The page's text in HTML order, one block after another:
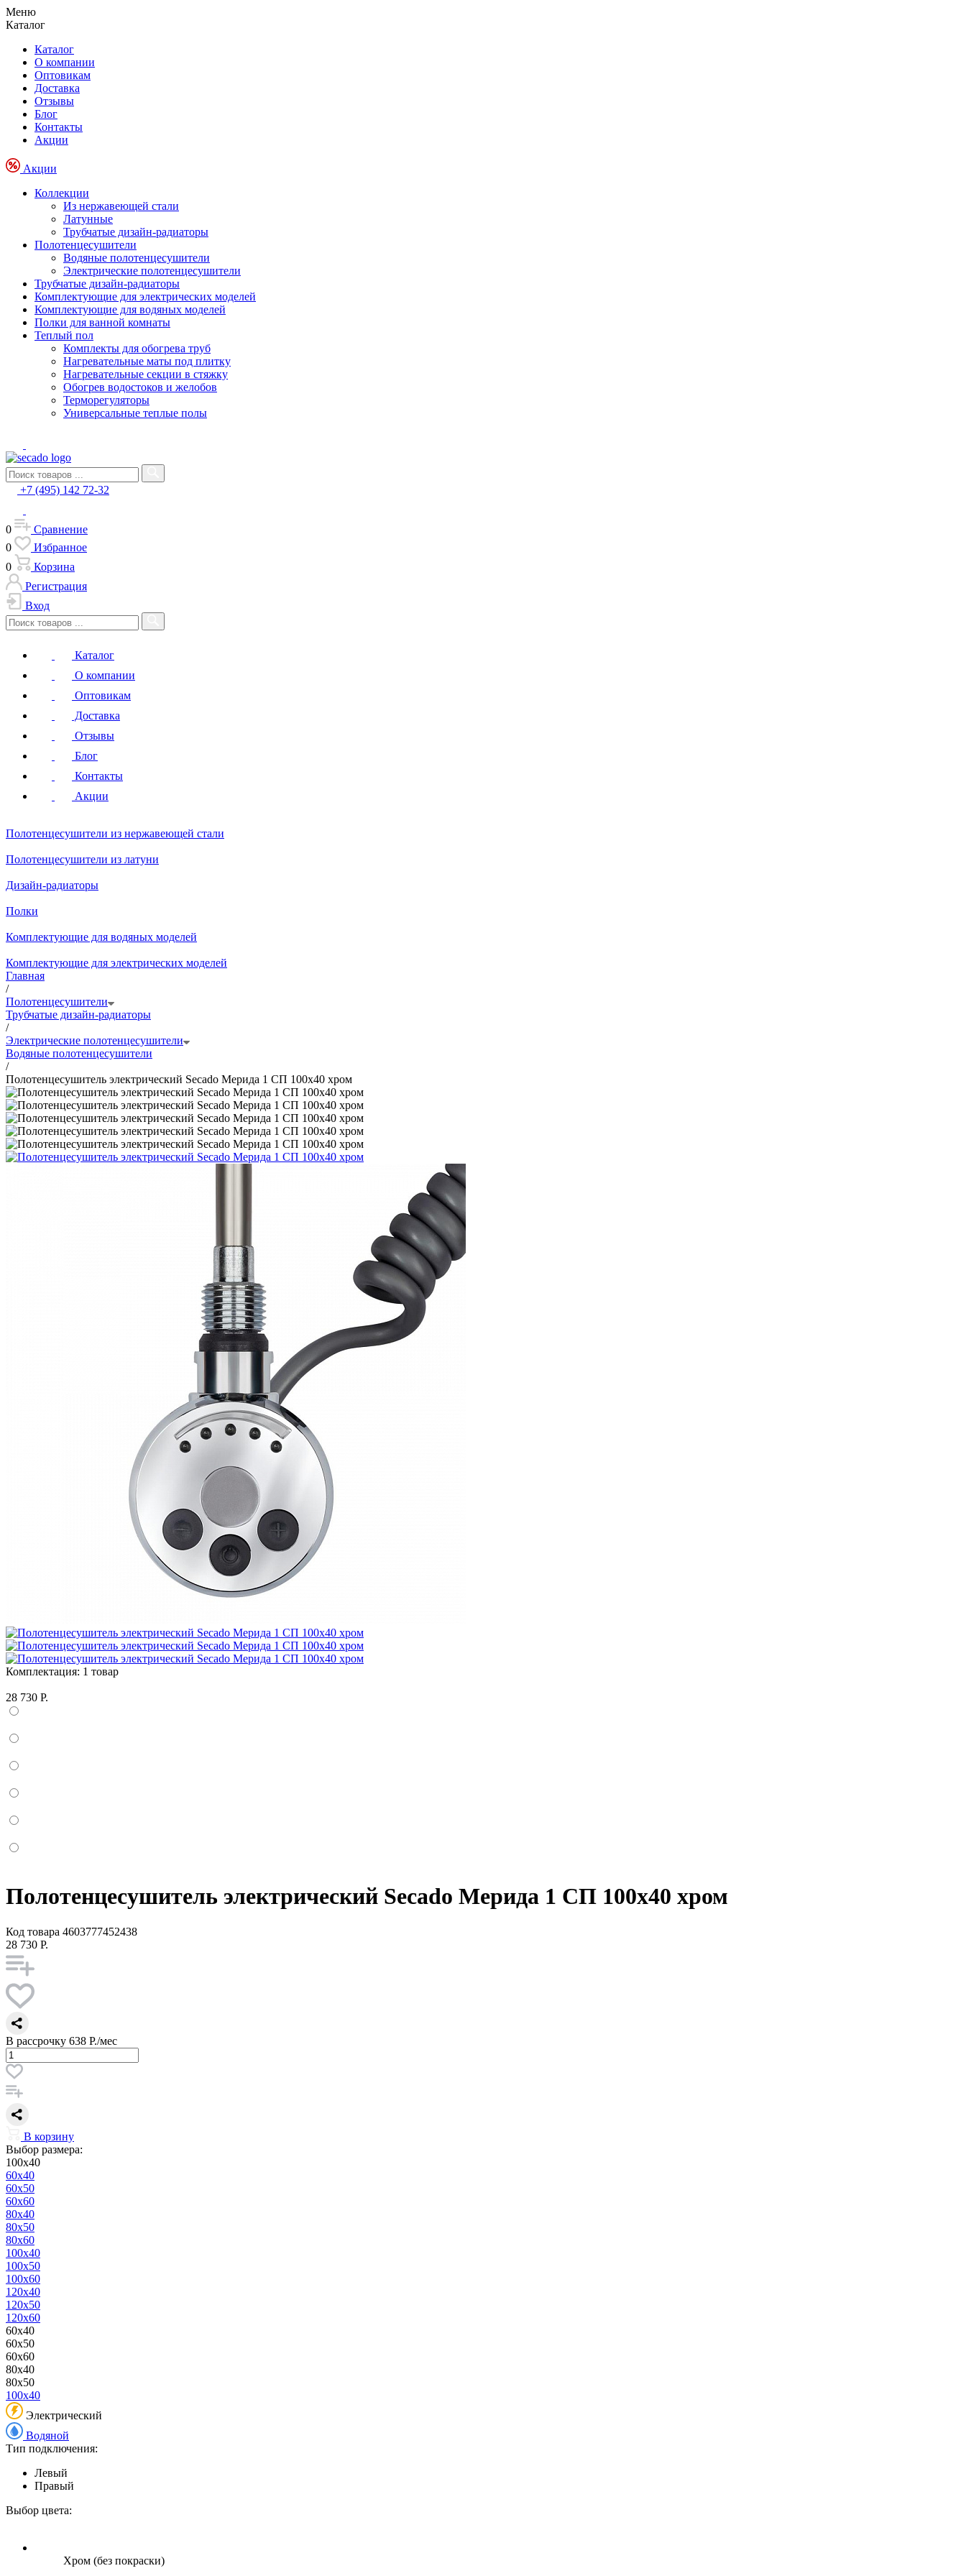
Меню
Каталог
Каталог
О компании
Оптовикам
Доставка
Отзывы
Блог
Контакты
Акции
Акции
Коллекции
Из нержавеющей стали
Латунные
Трубчатые дизайн-радиаторы
Полотенцесушители
Водяные полотенцесушители
Электрические полотенцесушители
Трубчатые дизайн-радиаторы
Комплектующие для электрических моделей
Комплектующие для водяных моделей
Полки для ванной комнаты
Теплый пол
Комплекты для обогрева труб
Нагревательные маты под плитку
Нагревательные секции в стяжку
Обогрев водостоков и желобов
Терморегуляторы
Универсальные теплые полы
+7 (495) 142 72-32
0
Сравнение
0
Избранное
0
Корзина
Регистрация
Вход
Каталог
О компании
Оптовикам
Доставка
Отзывы
Блог
Контакты
Акции
Полотенцесушители из нержавеющей стали
Полотенцесушители из латуни
Дизайн-радиаторы
Полки
Комплектующие для водяных моделей
Комплектующие для электрических моделей
Главная
/
Полотенцесушители
Трубчатые дизайн-радиаторы
/
Электрические полотенцесушители
Водяные полотенцесушители
/
Полотенцесушитель электрический Secado Мерида 1 СП 100x40 хром
Комплектация: 1 товар
28 730 Р.
Полотенцесушитель электрический Secado Мерида 1 СП 100x40 хром
Код товара 4603777452438
28 730 Р.
В рассрочку 638 Р./мес
В корзину
Выбор размера:
100x40
60x40
60x50
60x60
80x40
80x50
80x60
100x40
100x50
100x60
120x40
120x50
120x60
60x40
60x50
60x60
80x40
80x50
100x40
Электрический
Водяной
Тип подключения:
Левый
Правый
Выбор цвета:
Хром (без покраски)